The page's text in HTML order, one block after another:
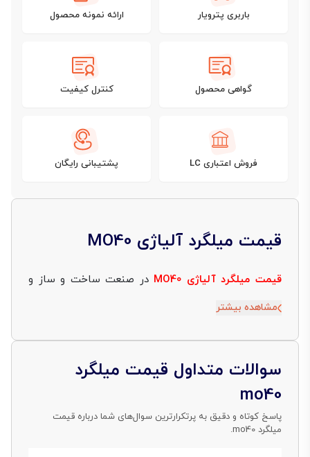
باربری پترویار ارائه نمونه محصول
گواهی محصول کنترل کیفیت
فروش اعتباری LC پشتیبانی رایگان
قیمت میلگرد آلیاژی MO40
قیمت میلگرد آلیاژی MO40
در صنعت ساخت و ساز و
صنایع مختلف از اهمیت بسیاری برخوردار است. در این
تأثیرگذار بر قیمت این نوع میلگرد را شناسایی کنیم.
تغییرات در بازار جهانی فلزات، تقاضا و عرضه در بازار،
وضعیت اقتصادی کشور و همچنین تغییرات تاریخی در
مشاهده بیشتر
سوالات متداول قیمت میلگرد
mo40
پاسخ کوتاه و دقیق به پرتکرارترین سوال‌های شما درباره قیمت
میلگرد mo40.